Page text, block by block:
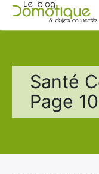
Santé
Page 10
Catégories
A propos
CONTACT